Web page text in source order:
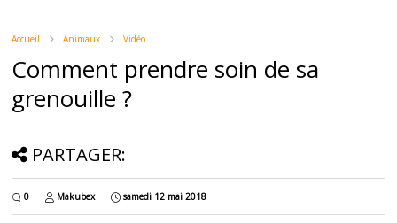
Accueil Animaux Vidéo
Comment prendre soin de sa
grenouille ?
PARTAGER:
0 Makubex samedi 12 mai 2018